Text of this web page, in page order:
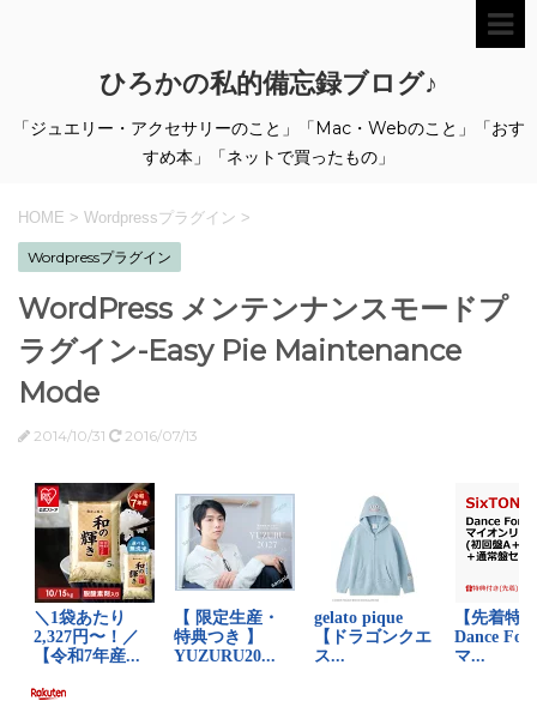
ひろかの私的備忘録ブログ♪
「ジュエリー・アクセサリーのこと」「Mac・Webのこと」「おす
すめ本」「ネットで買ったもの」
HOME > Wordpressプラグイン >
Wordpressプラグイン
WordPress メンテンナンスモードプ
ラグイン-Easy Pie Maintenance
Mode
2014/10/31 2016/07/13